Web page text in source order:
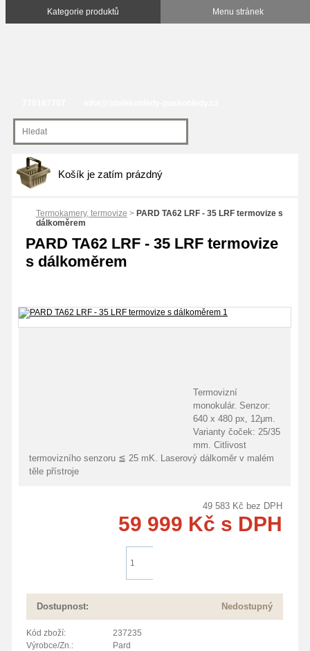
Košík je zatím prázdný
Termokamery, termovize > PARD TA62 LRF - 35 LRF termovize s
dálkoměrem
PARD TA62 LRF - 35 LRF termovize
s dálkoměrem
Termovizní
monokulár. Senzor:
640 x 480 px, 12μm.
Varianty čoček: 25/35
mm. Citlivost
termovizního senzoru ≦ 25 mK. Laserový dálkoměr v malém
těle přístroje
49 583 Kč bez DPH
59 999 Kč s DPH
Dostupnost: Nedostupný
Kód zboží:
237235
Výrobce/Zn.:
Pard